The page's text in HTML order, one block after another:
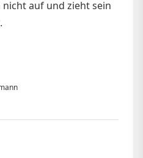
auf und zieht sein